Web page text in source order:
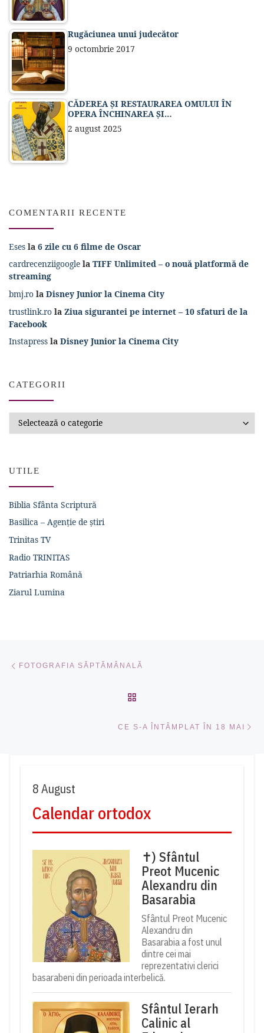
Rugăciunea unui judecător
9 octombrie 2017
CĂDEREA ȘI RESTAURAREA OMULUI ÎN
OPERA ÎNCHINAREA ȘI…
2 august 2025
COMENTARII RECENTE
Eses la 6 zile cu 6 filme de Oscar
cardrecenziigoogle la TIFF Unlimited – o nouă platformă de
streaming
bmj.ro la Disney Junior la Cinema City
trustlink.ro la Ziua sigurantei pe internet – 10 sfaturi de la
Facebook
Instapress la Disney Junior la Cinema City
CATEGORII
UTILE
Biblia Sfânta Scriptură
Basilica – Agenție de știri
Trinitas TV
Radio TRINITAS
Patriarhia Română
Ziarul Lumina
FOTOGRAFIA SĂPTĂMÂNALĂ
CE S-A ÎNTÂMPLAT ÎN 18 MAI
8 August
Calendar ortodox
✝) Sfântul
Preot Mucenic
Alexandru din
Basarabia
Sfântul Preot Mucenic
Alexandru din
Basarabia a fost unul
dintre cei mai
reprezentativi clerici
basarabeni din perioada interbelică.
Sfântul Ierarh
Calinic al